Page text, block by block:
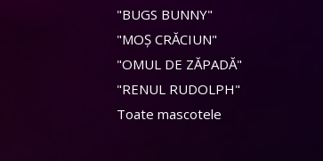
"BUGS BUNNY"
"MOȘ CRĂCIUN"
"OMUL DE ZĂPADĂ"
"RENUL RUDOLPH"
Toate mascotele